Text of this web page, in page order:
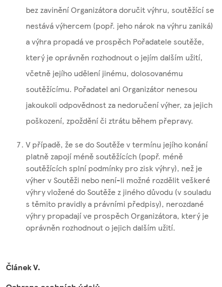
bez zavinění Organizátora doručit výhru, soutěžící se
nestává výhercem (popř. jeho nárok na výhru zaniká)
a výhra propadá ve prospěch Pořadatele soutěže,
který je oprávněn rozhodnout o jejím dalším užití,
včetně jejího udělení jinému, dolosovanému
soutěžícímu. Pořadatel ani Organizátor nenesou
jakoukoli odpovědnost za nedoručení výher, za jejich
poškození, zpoždění či ztrátu během přepravy.
V případě, že se do Soutěže v termínu jejího konání
platně zapojí méně soutěžících (popř. méně
soutěžících splní podmínky pro zisk výhry), než je
výher v Soutěži nebo není-li možné rozdělit veškeré
výhry vložené do Soutěže z jiného důvodu (v souladu
s těmito pravidly a právními předpisy), nerozdané
výhry propadají ve prospěch Organizátora, který je
oprávněn rozhodnout o jejich dalším užití.
Článek V.